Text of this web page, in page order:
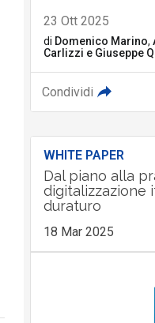
23 Ott 2025
di Domenico Marino,
Carlizzi e Giuseppe
Condividi
WHITE PAPER
Dal piano alla
digitalizzazione
duraturo
18 Mar 2025